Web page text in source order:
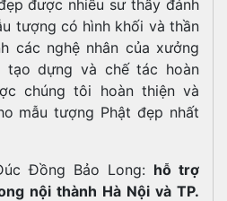
được nhiều sư thầy đánh
tượng có hình khối và thần
các nghệ nhân của xưởng
dựng và chế tác hoàn
chúng tôi hoàn thiện và
mẫu tượng Phật đẹp nhất
Đồng Bảo Long: hỗ trợ
nội thành Hà Nội và TP.